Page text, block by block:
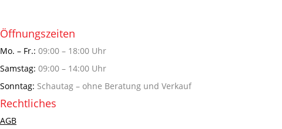
Öffnungszeiten
Mo. – Fr.: 09:00 – 18:00 Uhr
Samstag: 09:00 – 14:00 Uhr
Sonntag: Schautag – ohne Beratung und Verkauf
Rechtliches
AGB